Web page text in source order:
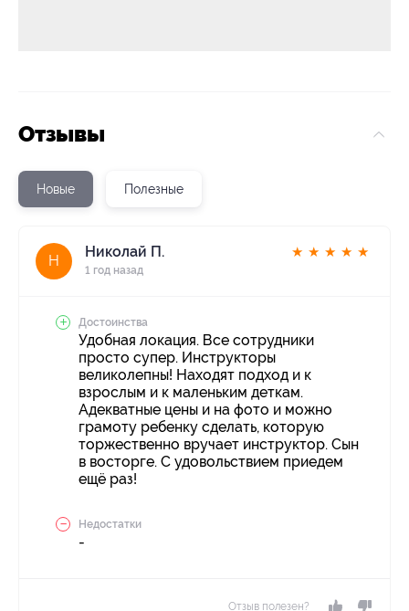
Отзывы
Новые Полезные
Н
Николай П.
1 год назад
★ ★ ★ ★ ★
Достоинства
Удобная локация. Все сотрудники
просто супер. Инструкторы
великолепны! Находят подход и к
взрослым и к маленьким деткам.
Адекватные цены и на фото и можно
грамоту ребенку сделать, которую
торжественно вручает инструктор. Сын
в восторге. С удовольствием приедем
ещё раз!
Недостатки
-
Отзыв полезен?